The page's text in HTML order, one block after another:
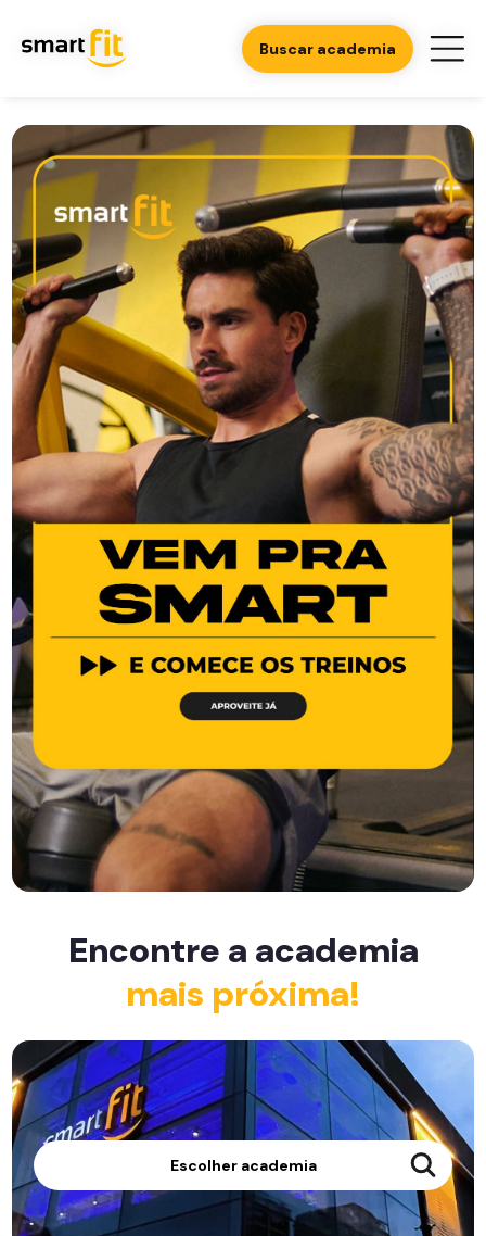
Buscar academia
Encontre a academia
mais próxima!
Escolher academia